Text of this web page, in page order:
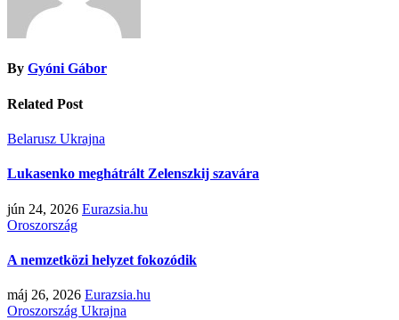
By Gyóni Gábor
Related Post
Belarusz Ukrajna
Lukasenko meghátrált Zelenszkij szavára
jún 24, 2026 Eurazsia.hu
Oroszország
A nemzetközi helyzet fokozódik
máj 26, 2026 Eurazsia.hu
Oroszország Ukrajna